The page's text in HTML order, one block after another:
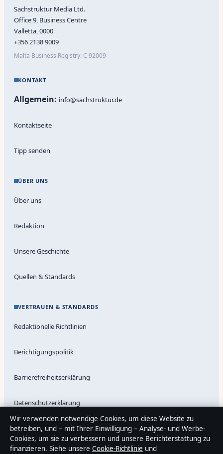
Sachstruktur Media Ltd.
Office 9, Business Centre
Valletta, 0000
+356 2138 9009
Malta Business Registry: C 92009
KONTAKT
Allgemein: info@sachstruktur.de
Kontaktseite
Tipp senden
ÜBER UNS
Über uns
Redaktion
Unsere Geschichte
Quellen & Standards
VERTRAUEN & STANDARDS
Redaktionelle Richtlinien
Berichtigungspolitik
Barrierefreiheitserklärung
Datenschutzerklärung
Über Sachstruktur in Kürze
Wir verwenden notwendige Cookies, um diese Website zu
betreiben, und – mit Ihrer Einwilligung – Analyse- und Werbe-
Cookies, um sie zu verbessern und unsere Berichterstattung zu
finanzieren. Siehe unsere Cookie-Richtlinie und